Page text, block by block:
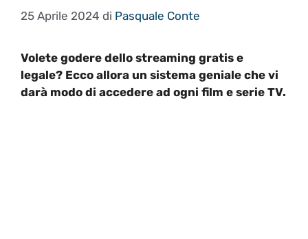
25 Aprile 2024 di Pasquale Conte
Volete godere dello streaming gratis e
legale? Ecco allora un sistema geniale che vi
darà modo di accedere ad ogni film e serie TV.